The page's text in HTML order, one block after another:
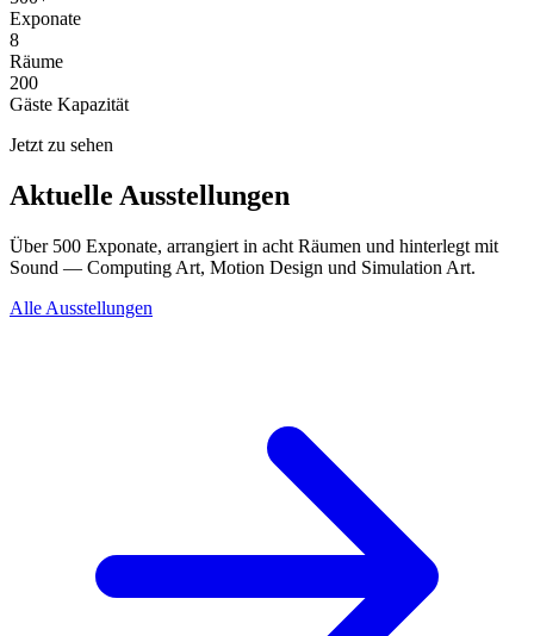
Exponate
8
Räume
200
Gäste Kapazität
Jetzt zu sehen
Aktuelle Ausstellungen
Über 500 Exponate, arrangiert in acht Räumen und hinterlegt mit
Sound — Computing Art, Motion Design und Simulation Art.
Alle Ausstellungen